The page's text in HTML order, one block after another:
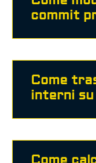
commit
Come
interni su